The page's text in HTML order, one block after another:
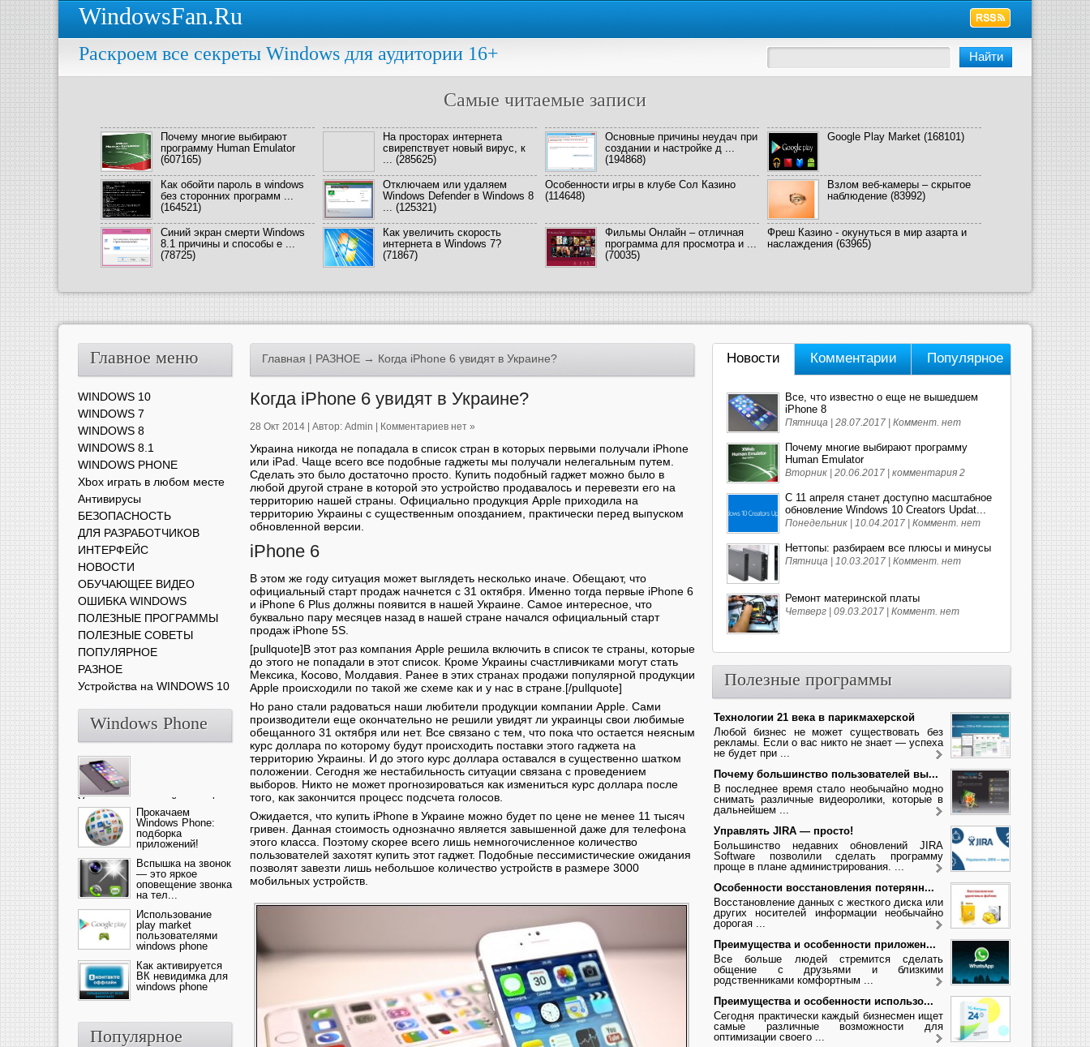
WindowsFan.Ru
Раскроем все секреты Windows для аудитории 16+
Самые читаемые записи
Почему многие выбирают
программу Human Emulator
(607165)
На просторах интернета
свирепствует новый вирус, к
... (285625)
Основные причины неудач при
создании и настройке д ...
(194868)
Google Play Market (168101)
Как обойти пароль в windows
без сторонних программ ...
(164521)
Отключаем или удаляем
Windows Defender в Windows 8
... (125321)
Особенности игры в клубе Сол Казино
(114648)
Взлом веб-камеры – скрытое
наблюдение (83992)
Синий экран смерти Windows
8.1 причины и способы е ...
(78725)
Как увеличить скорость
интернета в Windows 7?
(71867)
Фильмы Онлайн – отличная
программа для просмотра и ...
(70035)
Фреш Казино - окунуться в мир азарта и
наслаждения (63965)
Главная | РАЗНОЕ → Когда iPhone 6 увидят в Украине?
Когда iPhone 6 увидят в Украине?
28 Окт 2014 | Автор: Admin Комментариев нет »
Украина никогда не попадала в список стран в которых первыми получали iPhone
или iPad. Чаще всего все подобные гаджеты мы получали нелегальным путем.
Сделать это было достаточно просто. Купить подобный гаджет можно было в
любой другой стране в которой это устройство продавалось и перевезти его на
территорию нашей страны. Официально продукция Apple приходила на
территорию Украины с существенным опозданием, практически перед выпуском
обновленной версии.
iPhone 6
В этом же году ситуация может выглядеть несколько иначе. Обещают, что
официальный старт продаж начнется с 31 октября. Именно тогда первые iPhone 6
и iPhone 6 Plus должны появится в нашей Украине. Самое интересное, что
буквально пару месяцев назад в нашей стране начался официальный старт
продаж iPhone 5S.
[pullquote]В этот раз компания Apple решила включить в список те страны, которые
до этого не попадали в этот список. Кроме Украины счастливчиками могут стать
Мексика, Косово, Молдавия. Ранее в этих странах продажи популярной продукции
Apple происходили по такой же схеме как и у нас в стране.[/pullquote]
Но рано стали радоваться наши любители продукции компании Apple. Сами
производители еще окончательно не решили увидят ли украинцы свои любимые
обещанного 31 октября или нет. Все связано с тем, что пока что остается неясным
курс доллара по которому будут происходить поставки этого гаджета на
территорию Украины. И до этого курс доллара оставался в существенно шатком
положении. Сегодня же нестабильность ситуации связана с проведением
выборов. Никто не может прогнозироваться как измениться курс доллара после
того, как закончится процесс подсчета голосов.
Ожидается, что купить iPhone в Украине можно будет по цене не менее 11 тысяч
гривен. Данная стоимость однозначно является завышенной даже для телефона
этого класса. Поэтому скорее всего лишь немногочисленное количество
пользователей захотят купить этот гаджет. Подобные пессимистические ожидания
позволят завезти лишь небольшое количество устройств в размере 3000
мобильных устройств.
Главное меню
WINDOWS 10
WINDOWS 7
WINDOWS 8
WINDOWS 8.1
WINDOWS PHONE
Xbox играть в любом месте
Антивирусы
БЕЗОПАСНОСТЬ
ДЛЯ РАЗРАБОТЧИКОВ
ИНТЕРФЕЙС
НОВОСТИ
ОБУЧАЮЩЕЕ ВИДЕО
ОШИБКА WINDOWS
ПОЛЕЗНЫЕ ПРОГРАММЫ
ПОЛЕЗНЫЕ СОВЕТЫ
ПОПУЛЯРНОЕ
РАЗНОЕ
Устройства на WINDOWS 10
Windows Phone
Ультрасовременный смартфон
— это новика от компании Ap...
Прокачаем
Windows Phone:
подборка
приложений!
Вспышка на звонок
— это яркое
оповещение звонка
на тел...
Использование
play market
пользователями
windows phone
Как активируется
ВК невидимка для
windows phone
Популярное
Новости Комментарии Популярное
Все, что известно о еще не вышедшем
iPhone 8
Пятница | 28.07.2017 | Коммент. нет
Почему многие выбирают программу
Human Emulator
Вторник | 20.06.2017 | комментария 2
С 11 апреля станет доступно масштабное
обновление Windows 10 Creators Updat...
Понедельник | 10.04.2017 | Коммент. нет
Неттопы: разбираем все плюсы и минусы
Пятница | 10.03.2017 | Коммент. нет
Ремонт материнской платы
Четверг | 09.03.2017 | Коммент. нет
Полезные программы
Технологии 21 века в парикмахерской
Любой бизнес не может существовать без
рекламы. Если о вас никто не знает — успеха
не будет при ...
Почему большинство пользователей вы...
В последнее время стало необычайно модно
снимать различные видеоролики, которые в
дальнейшем ...
Управлять JIRA — просто!
Большинство недавних обновлений JIRA
Software позволили сделать программу
проще в плане администрирования. ...
Особенности восстановления потерянн...
Восстановление данных с жесткого диска или
других носителей информации необычайно
дорогая ...
Преимущества и особенности приложен...
Все больше людей стремится сделать
общение с друзьями и близкими
родственниками комфортным ...
Преимущества и особенности использо...
Сегодня практически каждый бизнесмен ищет
самые различные возможности для
оптимизации своего ...